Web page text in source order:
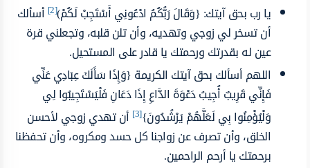
يا رب بحق آيتك: {وَقَالَ رَبُّكُمُ ادْعُونِي أَسْتَجِبْ لَكُمْ)[2] أسألك
أن تسخر لي زوجي وتهديه، وأن تلن قلبه، وتجعلني قرة
عين له بقدرتك ورحمتك يا قادر على المستحيل.
اللهم أسألك بحق آيتك الكريمة {وَإِذَا سَأَلَكَ عِبَادِي عَنِّي
فَإِنِّي قَرِيبٌ أُجِيبُ دَعْوَةَ الدَّاعِ إِذَا دَعَانِ فَلْيَسْتَجِيبُوا لِي
وَلْيُؤْمِنُوا بِي لَعَلَّهُمْ يَرْشُدُونَ}[3] أن تهدي زوجي لأحسن
الخلق، وأن تصرف عن زواجنا كل حسد ومكروه، وأن تحفظنا
برحمتك يا أرحم الراحمين.